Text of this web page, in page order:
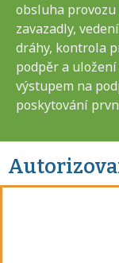
obsluha
zavazadly,
dráhy, kontrola
podpěr a
výstupem na
poskytování